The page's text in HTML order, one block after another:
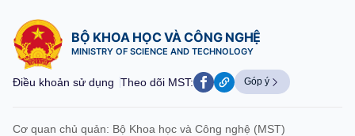
BỘ KHOA HỌC VÀ CÔNG NGHỆ
MINISTRY OF SCIENCE AND TECHNOLOGY
Điều khoản sử dụng Theo dõi MST: Góp ý
Cơ quan chủ quản: Bộ Khoa học và Công nghệ (MST)